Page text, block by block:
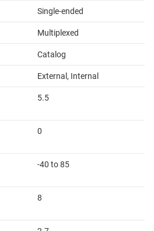
Single-ended
Multiplexed
Catalog
External, Internal
5.5
0
-40 to 85
8